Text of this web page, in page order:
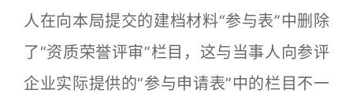
人在向本局提交的建档材料“参与表”中删除
了“资质荣誉评审”栏目，这与当事人向参评
企业实际提供的“参与申请表”中的栏目不一